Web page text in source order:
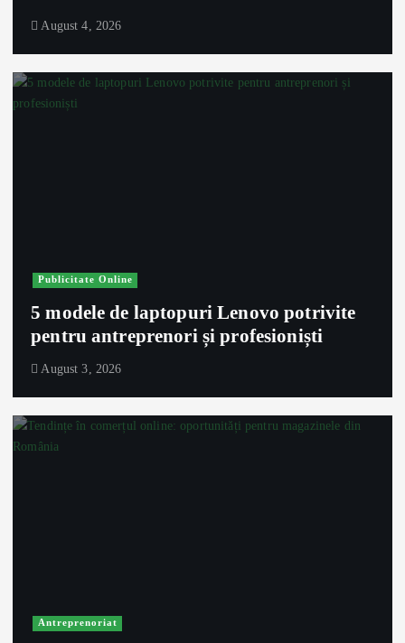
August 4, 2026
Publicitate Online
5 modele de laptopuri Lenovo potrivite
pentru antreprenori și profesioniști
August 3, 2026
Antreprenoriat